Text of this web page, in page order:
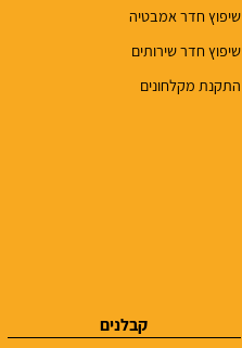
שיפוץ חדר אמבטיה
שיפוץ חדר שירותים
התקנת מקלחונים
קבלנים